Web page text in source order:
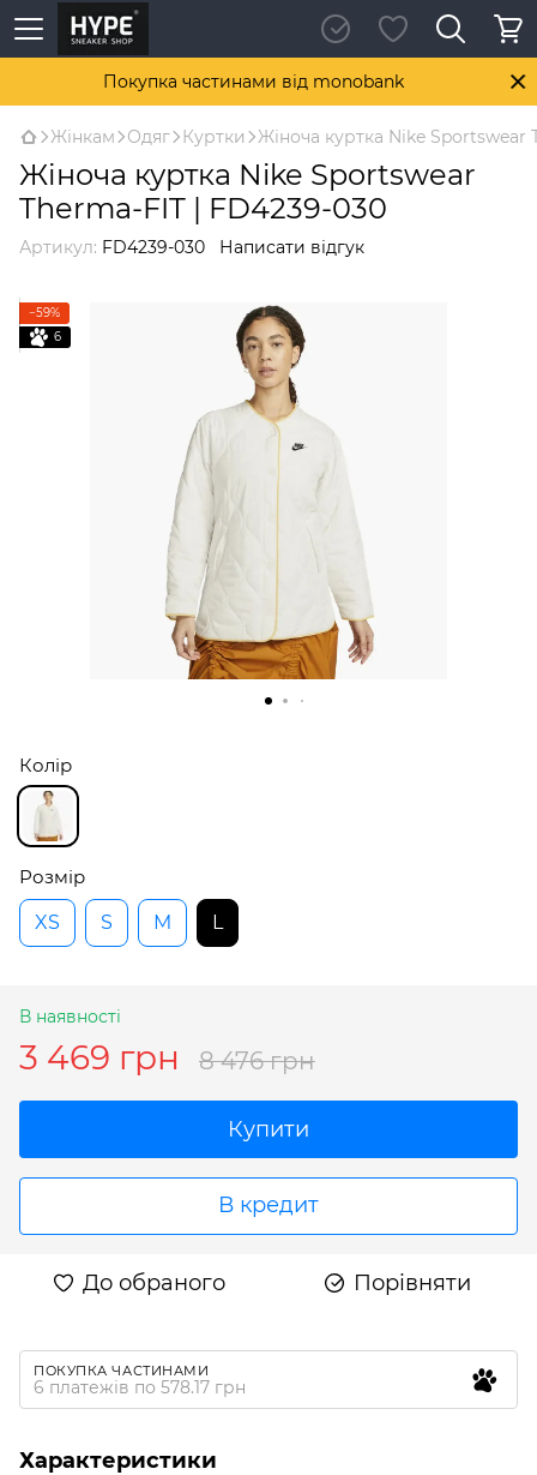
Покупка частинами від monobank
Жінкам Одяг Куртки Жіноча куртка Nike Sportswear
Жіноча куртка Nike Sportswear
Therma-FIT | FD4239-030
Артикул: FD4239-030 Написати відгук
−59%
6
Колір
Розмір
XS
S M L
В наявності
3 469 грн 8 476 грн
Купити
В кредит
До обраного Порівняти
ПОКУПКА ЧАСТИНАМИ
6 платежів по 578.17 грн
Характеристики